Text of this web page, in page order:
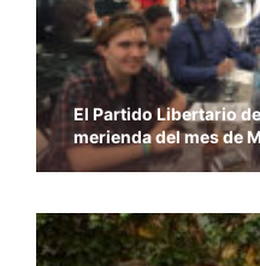
El Partido Libertario
merienda del mes de